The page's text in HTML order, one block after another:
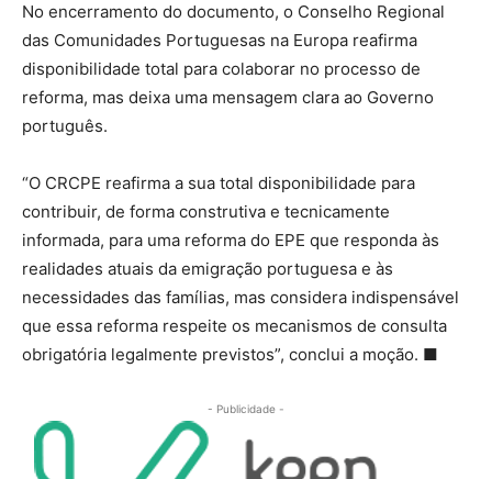
No encerramento do documento, o Conselho Regional
das Comunidades Portuguesas na Europa reafirma
disponibilidade total para colaborar no processo de
reforma, mas deixa uma mensagem clara ao Governo
português.
“O CRCPE reafirma a sua total disponibilidade para
contribuir, de forma construtiva e tecnicamente
informada, para uma reforma do EPE que responda às
realidades atuais da emigração portuguesa e às
necessidades das famílias, mas considera indispensável
que essa reforma respeite os mecanismos de consulta
obrigatória legalmente previstos”, conclui a moção. ■
- Publicidade -